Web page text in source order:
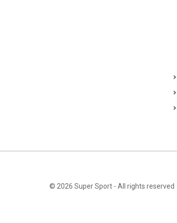
© 2026 Super Sport- All rights reserved